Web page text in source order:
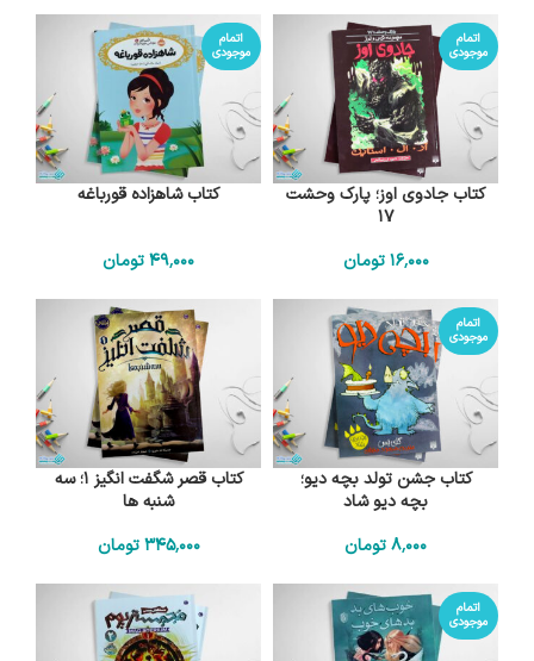
اتمام
موجودی
کتاب جادوی اوز؛ پارک وحشت
17
16٬000 تومان
اتمام
موجودی
کتاب شاهزاده قورباغه
49٬000تومان
اتمام
موجودی
کتاب جشن تولد بچه دیو؛
بچه دیو شاد
8٬000تومان
کتاب قصر شگفت انگیز 1؛ سه
شنبه ها
345٬000 تومان
اتمام
موجودی